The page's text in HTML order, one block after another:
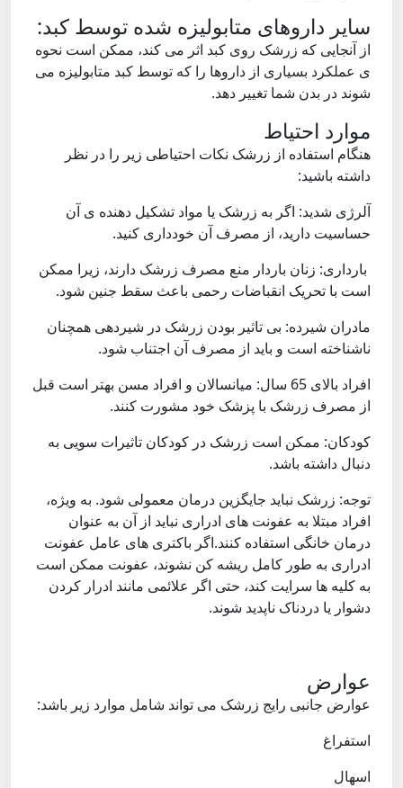
سایر داروهای متابولیزه شده توسط کبد:
از آنجایی که زرشک روی کبد اثر می کند، ممکن است نحوه
ی عملکرد بسیاری از داروها را که توسط کبد متابولیزه می
شوند در بدن شما تغییر دهد.
موارد احتیاط
هنگام استفاده از زرشک نکات احتیاطی زیر را در نظر
داشته باشید:
آلرژی شدید: اگر به زرشک یا مواد تشکیل دهنده ی آن
حساسیت دارید، از مصرف آن خودداری کنید.
بارداری: زنان باردار منع مصرف زرشک دارند، زیرا ممکن
است با تحریک انقباضات رحمی باعث سقط جنین شود.
مادران شیرده: بی تاثیر بودن زرشک در شیردهی همچنان
ناشناخته است و باید از مصرف آن اجتناب شود.
افراد بالای 65 سال: میانسالان و افراد مسن بهتر است قبل
از مصرف زرشک با پزشک خود مشورت کنند.
کودکان: ممکن است زرشک در کودکان تاثیرات سویی به
دنبال داشته باشد.
توجه: زرشک نباید جایگزین درمان معمولی شود. به ویژه،
افراد مبتلا به عفونت های ادراری نباید از آن به عنوان
درمان خانگی استفاده کنند.اگر باکتری های عامل عفونت
ادراری به طور کامل ریشه کن نشوند، عفونت ممکن است
به کلیه ها سرایت کند، حتی اگر علائمی مانند ادرار کردن
دشوار یا دردناک ناپدید شوند.
عوارض
عوارض جانبی رایج زرشک می تواند شامل موارد زیر باشد:
استفراغ
اسهال